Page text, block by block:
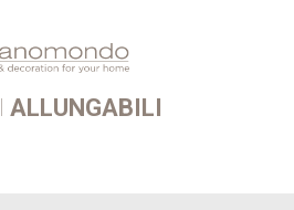
ALLUNGABILI